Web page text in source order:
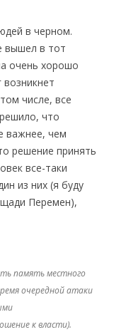
в черном.
вышел в тот
очень хорошо
числе, все
что
важнее, чем
решение принять
все-таки
из них (я буду
Перемен),
память местного
очередной атаки
к власти).